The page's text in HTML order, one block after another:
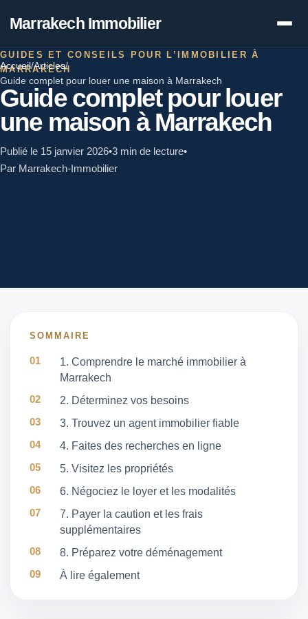
Marrakech Immobilier
Accueil/Articles/
Guide complet pour louer une maison à Marrakech
GUIDES ET CONSEILS POUR L’IMMOBILIER À
MARRAKECH
Guide complet pour louer
une maison à Marrakech
Publié le 15 janvier 2026•3 min de lecture•
Par Marrakech-Immobilier
SOMMAIRE
1. Comprendre le marché immobilier à
Marrakech
2. Déterminez vos besoins
3. Trouvez un agent immobilier fiable
4. Faites des recherches en ligne
5. Visitez les propriétés
6. Négociez le loyer et les modalités
7. Payer la caution et les frais
supplémentaires
8. Préparez votre déménagement
À lire également